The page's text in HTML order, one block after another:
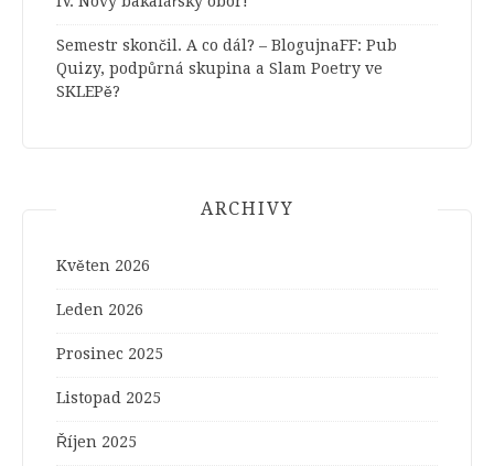
Semestr skončil. A co dál? – BlogujnaFF: Pub
Quizy, podpůrná skupina a Slam Poetry ve
SKLEPě?
ARCHIVY
Květen 2026
Leden 2026
Prosinec 2025
Listopad 2025
Říjen 2025